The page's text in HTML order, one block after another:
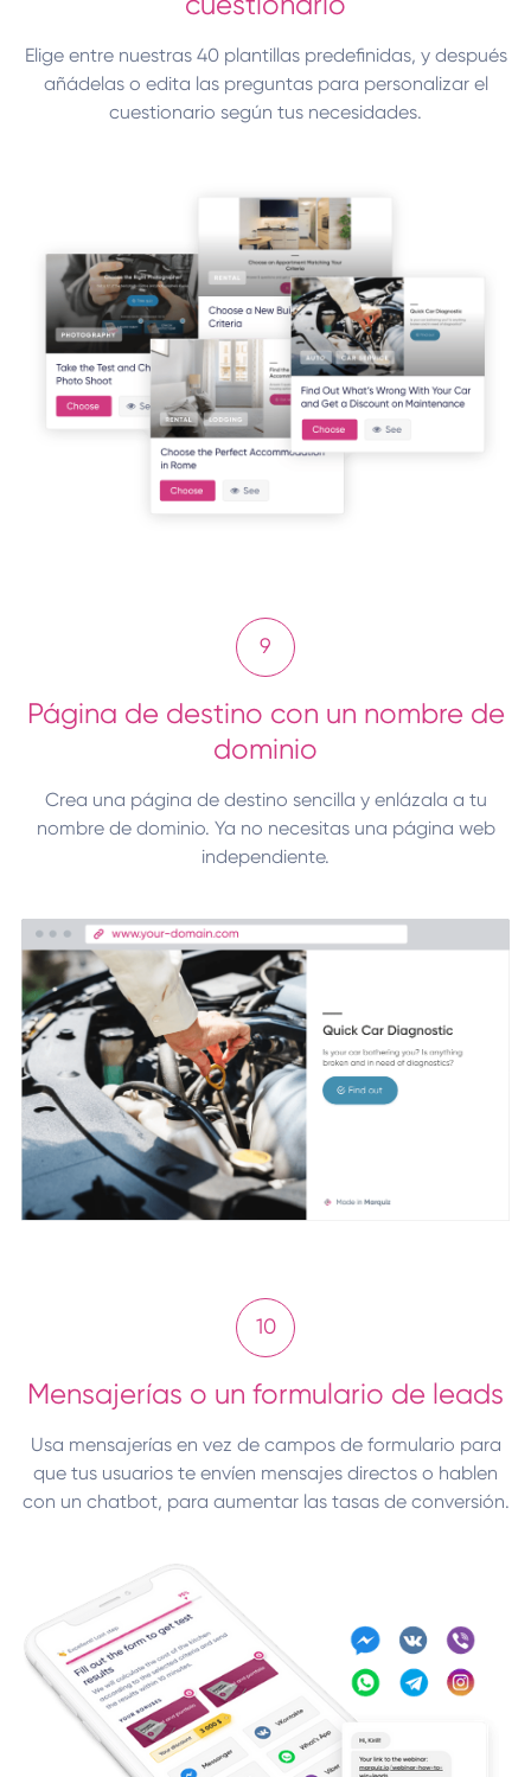
Elige entre nuestras 40 plantillas predefinidas, y después
añádelas o edita las preguntas para personalizar el
cuestionario según tus necesidades.
9
Página de destino con un nombre de
dominio
Crea una página de destino sencilla y enlázala a tu
nombre de dominio. Ya no necesitas una página web
independiente.
10
Mensajerías o un formulario de leads
Usa mensajerías en vez de campos de formulario para
que tus usuarios te envíen mensajes directos o hablen
con un chatbot, para aumentar las tasas de conversión.